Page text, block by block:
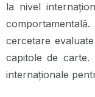
la nivel
cercetare
capitole de carte.
internaționale